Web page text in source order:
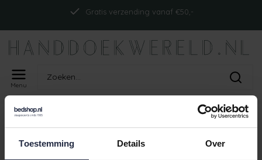
Toestemming Details Over
Gratis verzending vanaf €50,-
Menu
Home
PRODUCTEN GETAGD MET
ISM_CAWOCAMPUS_ROOD